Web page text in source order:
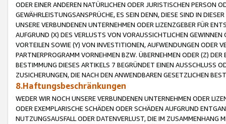
ODER EINER ANDEREN NATÜRLICHEN ODER JURISTISCHEN PERSON
GEWÄHRLEISTUNGSANSPRÜCHE, ES SEIN DENN, DIESE SIND IN
UNSERE VERBUNDENEN UNTERNEHMEN ODER LIZENZGEBER FÜR
AUFGRUND (X) DES VERLUSTS VON VORAUSSICHTLICHEN
VORTEILEN SOWIE (Y) VON INVESTITIONEN, AUFWENDUNGEN ODER
PARTNERPROGRAMM VORNEHMEN BZW. ÜBERNEHMEN ODER (Z)
BESTIMMUNG DIESES ARTIKELS 7 BEGRÜNDET EINEN AUSSCHLUSS
ZUSICHERUNGEN, DIE NACH DEN ANWENDBAREN GESETZLICHEN
8.Haftungsbeschränkungen
WEDER WIR NOCH UNSERE VERBUNDENEN UNTERNEHMEN ODER
ODER EXEMPLARISCHE SCHÄDEN ODER SCHÄDEN AUFGRUND
NUTZUNGSAUSFALL ODER DATENVERLUST, DIE IM ZUSAMMENHANG